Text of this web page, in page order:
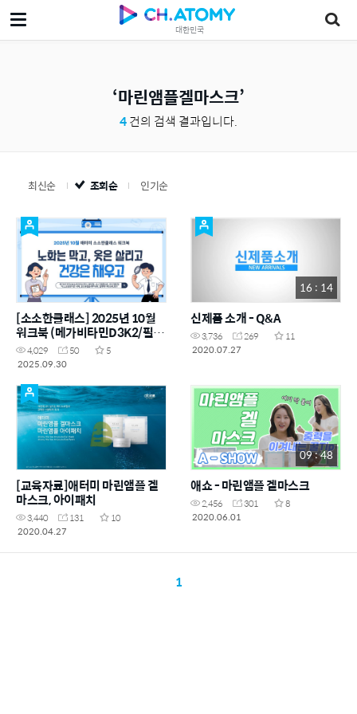
대한민국
마린앰플겔마스크
4건의 검색 결과입니다.
최신순 조회순 인기순
[소소한클래스] 2025년 10월
워크북 (메가비타민D3K2/필링
젤, 시너지앰플0번, 마린앰플 겔
마스크/울앤다운 세제, 올인원
제/SALES1)
4,029 50
5
2025.09.30
16 : 14
신제품 소개 - Q&A
3,736 269
11
2020.07.27
[교육자료]애터미 마린앰플 겔
마스크, 아이패치
3,440 131
10
2020.04.27
09 : 48
애쇼 - 마린앰플 겔마스크
2,456 301
8
2020.06.01
1